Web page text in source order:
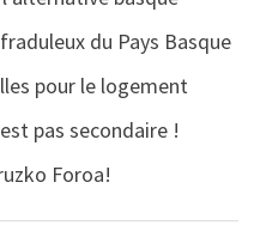
du Pays Basque
pour le logement
pas secondaire !
Foroa!